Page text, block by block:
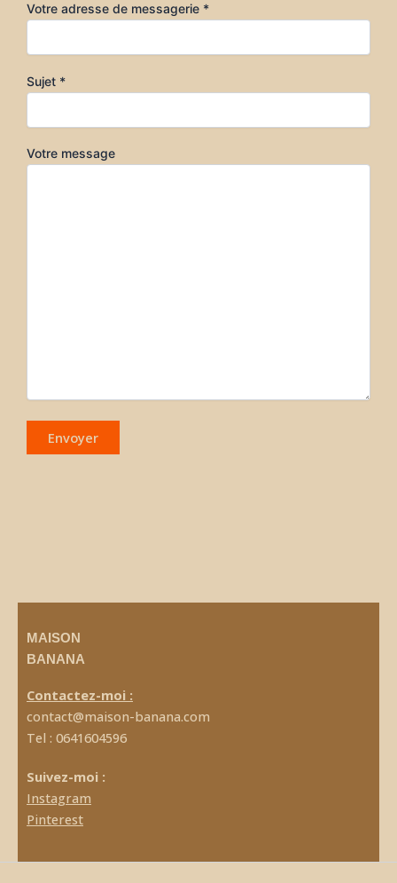
Votre adresse de messagerie *
Sujet *
Votre message
MAISON
BANANA
Contactez-moi :
contact@maison-banana.com
Tel : 0641604596
Suivez-moi :
Instagram
Pinterest